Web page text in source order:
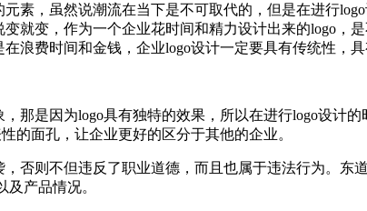
素，虽然说潮流在当下是不可取代的，但是在进行
就变，作为一个企业花时间和精力设计出来的logo，
浪费时间和金钱，企业logo设计一定要具有传统性，具
那是因为logo具有独特的效果，所以在进行logo设计
的面孔，让企业更好的区分于其他的企业。
否则不但违反了职业道德，而且也属于违法行为。
产品情况。